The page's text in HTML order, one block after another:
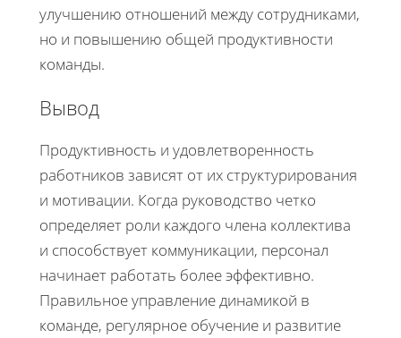
улучшению отношений между сотрудниками,
но и повышению общей продуктивности
команды.
Вывод
Продуктивность и удовлетворенность
работников зависят от их структурирования
и мотивации. Когда руководство четко
определяет роли каждого члена коллектива
и способствует коммуникации, персонал
начинает работать более эффективно.
Правильное управление динамикой в
команде, регулярное обучение и развитие